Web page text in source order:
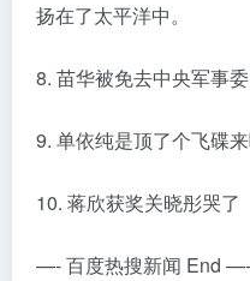
扬在了太平洋中。
8. 苗华被免去中央军事
9. 单依纯是顶了个飞碟
10. 蒋欣获奖关晓彤哭了
—- 百度热搜新闻 End —-